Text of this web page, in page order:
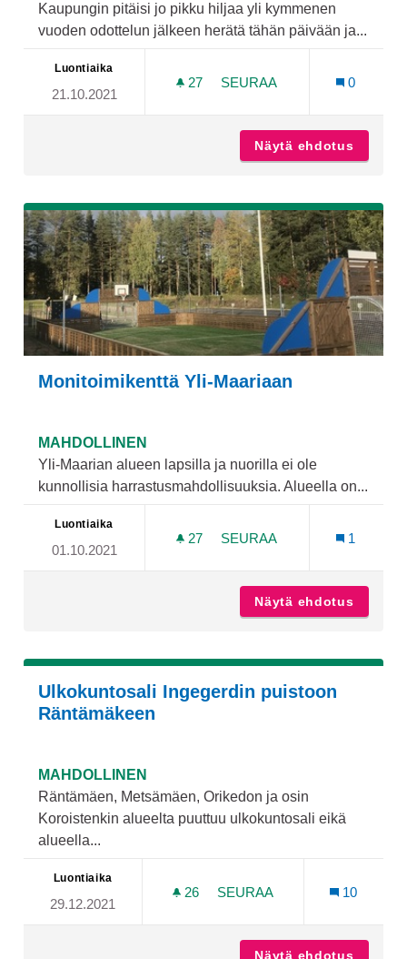
Kaupungin pitäisi jo pikku hiljaa yli kymmenen
vuoden odottelun jälkeen herätä tähän päivään ja...
Luontiaika
21.10.2021
27 27 SEURAAJAA
SEURAA
0
Näytä ehdotus
Monitoimikenttä Yli-Maariaan
MAHDOLLINEN
Yli-Maarian alueen lapsilla ja nuorilla ei ole
kunnollisia harrastusmahdollisuuksia. Alueella on...
Luontiaika
01.10.2021
27 27 SEURAAJAA
SEURAA
1
Näytä ehdotus
Ulkokuntosali Ingegerdin puistoon
Räntämäkeen
MAHDOLLINEN
Räntämäen, Metsämäen, Orikedon ja osin
Koroistenkin alueelta puuttuu ulkokuntosali eikä
alueella...
Luontiaika
29.12.2021
26 26 SEURAAJAA
SEURAA
10
Näytä ehdotus